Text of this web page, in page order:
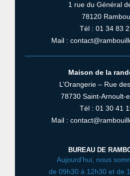
1 rue du Général
78120
Tél : 01 34 83
Mail :
Maison de la
L’Orangerie – Rue
78730 Saint-Arnoult-
Tél : 01 30 41
Mail :
BUREAU DE
Aujourd'hui, nous
de 09h30 à 12h30 et de